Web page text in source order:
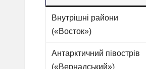
Внутрішні райони
(«Восток»)
Антарктичний півострів
(«Вернадський»)